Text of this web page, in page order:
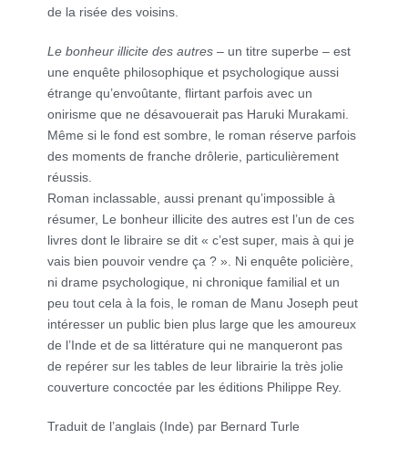
de la risée des voisins.
Le bonheur illicite des autres – un titre superbe – est
une enquête philosophique et psychologique aussi
étrange qu’envoûtante, flirtant parfois avec un
onirisme que ne désavouerait pas Haruki Murakami.
Même si le fond est sombre, le roman réserve parfois
des moments de franche drôlerie, particulièrement
réussis.
Roman inclassable, aussi prenant qu’impossible à
résumer, Le bonheur illicite des autres est l’un de ces
livres dont le libraire se dit « c’est super, mais à qui je
vais bien pouvoir vendre ça ? ». Ni enquête policière,
ni drame psychologique, ni chronique familial et un
peu tout cela à la fois, le roman de Manu Joseph peut
intéresser un public bien plus large que les amoureux
de l’Inde et de sa littérature qui ne manqueront pas
de repérer sur les tables de leur librairie la très jolie
couverture concoctée par les éditions Philippe Rey.
Traduit de l’anglais (Inde) par Bernard Turle